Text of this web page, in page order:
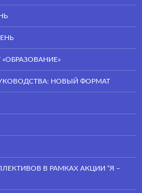
НОВЫЙ ФОРМАТ
В РАМКАХ АКЦИИ “Я –